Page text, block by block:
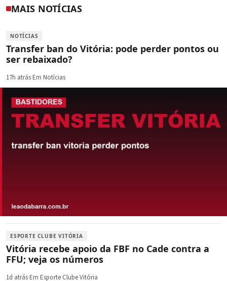
MAIS NOTÍCIAS
NOTÍCIAS
Transfer ban do Vitória: pode perder pontos ou
ser rebaixado?
17h atrás·Em Notícias
ESPORTE CLUBE VITÓRIA
Vitória recebe apoio da FBF no Cade contra a
FFU; veja os números
1d atrás·Em Esporte Clube Vitória